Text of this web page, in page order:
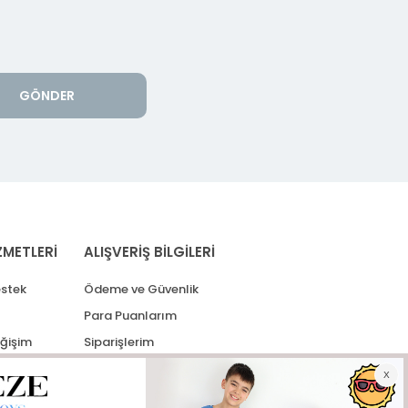
GÖNDER
ALIŞVERİŞ BİLGİLERİ
Ödeme ve Güvenlik
Para Puanlarım
Siparişlerim